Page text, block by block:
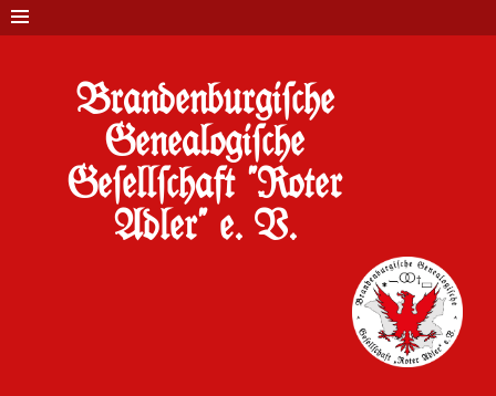
Brandenburgi#che
Genealogi#che
Ge#ell#chaft "Roter
Adler" e. V.